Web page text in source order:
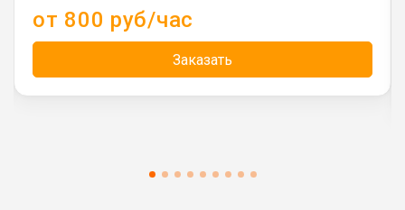
от 800 руб/час
Заказать